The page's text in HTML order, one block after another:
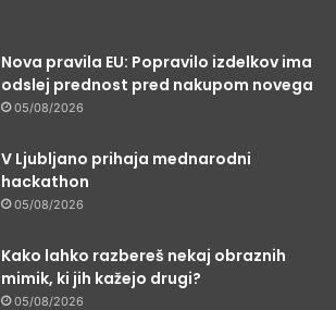
Nova pravila EU: Popravilo izdelkov ima
odslej prednost pred nakupom novega
05/08/2026
V Ljubljano prihaja mednarodni
hackathon
05/08/2026
Kako lahko razbereš nekaj obraznih
mimik, ki jih kažejo drugi?
05/08/2026